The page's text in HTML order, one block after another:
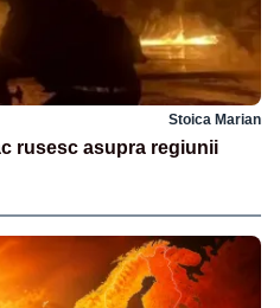
Stoica Marian
rusesc asupra regiunii